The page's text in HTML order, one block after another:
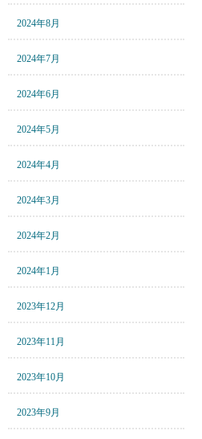
2024年8月
2024年7月
2024年6月
2024年5月
2024年4月
2024年3月
2024年2月
2024年1月
2023年12月
2023年11月
2023年10月
2023年9月